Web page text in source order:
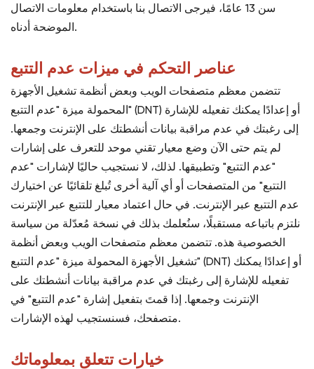
سن 13 عامًا، فيرجى الاتصال بنا باستخدام معلومات الاتصال
الموضحة أدناه.
عناصر التحكم في ميزات عدم التتبع
تتضمن معظم متصفحات الويب وبعض أنظمة تشغيل الأجهزة
المحمولة ميزة "عدم التتبع" (DNT) أو إعدادًا يمكنك تفعيله للإشارة
إلى رغبتك في عدم مراقبة بيانات أنشطتك على الإنترنت وجمعها.
لم يتم حتى الآن وضع معيار تقني موحد للتعرف على إشارات
"عدم التتبع" وتطبيقها. لذلك، لا نستجيب حاليًا لإشارات "عدم
التتبع" من المتصفحات أو أي آلية أخرى تُبلغ تلقائيًا عن اختيارك
عدم التتبع عبر الإنترنت. في حال اعتماد معيار للتتبع عبر الإنترنت
نلتزم باتباعه مستقبلًا، سنُعلمك بذلك في نسخة مُعدّلة من سياسة
الخصوصية هذه. تتضمن معظم متصفحات الويب وبعض أنظمة
تشغيل الأجهزة المحمولة ميزة "عدم التتبع" (DNT) أو إعدادًا يمكنك
تفعيله للإشارة إلى رغبتك في عدم مراقبة بيانات أنشطتك على
الإنترنت وجمعها. إذا قمتَ بتفعيل إشارة "عدم التتبع" في
متصفحك، فسنستجيب لهذه الإشارات.
خيارات تتعلق بمعلوماتك